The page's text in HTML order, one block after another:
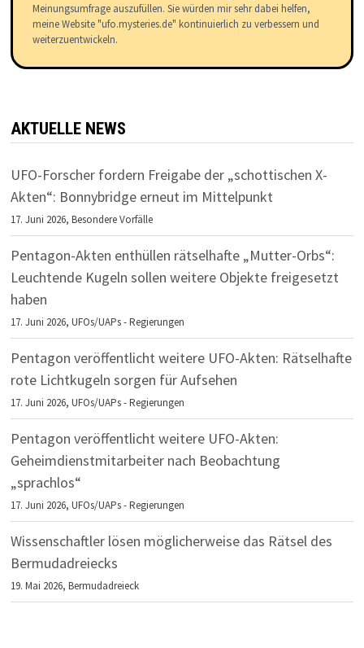
Meinungsumfrage auszufüllen. Sie würden mir sehr dabei helfen,
meine Website "ufo.mysteries.de" kontinuierlich zu verbessern und
weiterzuentwickeln.
AKTUELLE NEWS
UFO-Forscher fordern Freigabe der „schottischen X-
Akten“: Bonnybridge erneut im Mittelpunkt
17. Juni 2026,Besondere Vorfälle
Pentagon-Akten enthüllen rätselhafte „Mutter-Orbs“:
Leuchtende Kugeln sollen weitere Objekte freigesetzt
haben
17. Juni 2026,UFOs/UAPs - Regierungen
Pentagon veröffentlicht weitere UFO-Akten: Rätselhafte
rote Lichtkugeln sorgen für Aufsehen
17. Juni 2026,UFOs/UAPs - Regierungen
Pentagon veröffentlicht weitere UFO-Akten:
Geheimdienstmitarbeiter nach Beobachtung
„sprachlos“
17. Juni 2026,UFOs/UAPs - Regierungen
Wissenschaftler lösen möglicherweise das Rätsel des
Bermudadreiecks
19. Mai 2026,Bermudadreieck